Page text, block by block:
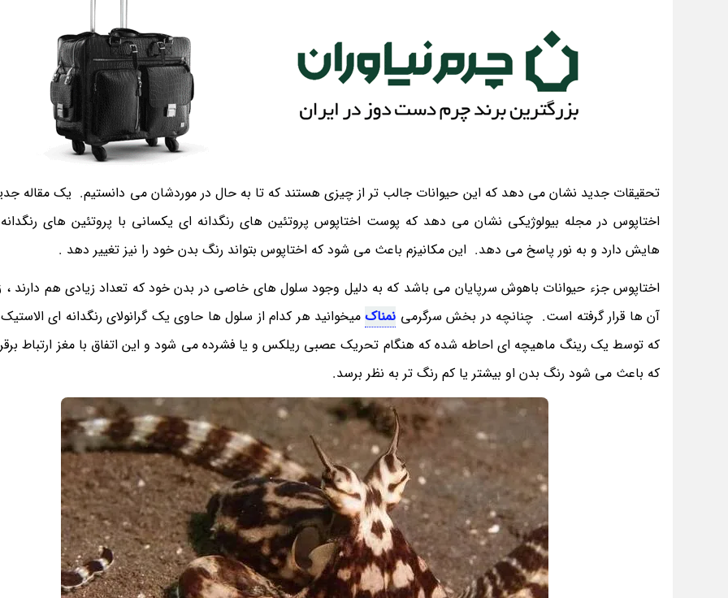
تحقیقات جدید نشان می دهد که این حیوانات جالب تر از چیزی هستند که تا به حال در موردشان می دانستیم. یک مقاله
اختاپوس در مجله بیولوژیکی نشان می دهد که پوست اختاپوس پروتئین های رنگدانه ای یکسانی با پروتئین های
هایش دارد و به نور پاسخ می دهد. این مکانیزم باعث می شود که اختاپوس بتواند رنگ بدن خود را نیز تغییر دهد .
اختاپوس جزء حیوانات باهوش سرپایان می باشد که به دلیل وجود سلول های خاصی در بدن خود که تعداد زیادی هم دارند
آن ها قرار گرفته است. چنانچه در بخش سرگرمی نمناکمیخوانید هر کدام از سلول ها حاوی یک گرانولای رنگدانه ای
که توسط یک رینگ ماهیچه ای احاطه شده که هنگام تحریک عصبی ریلکس و یا فشرده می شود و این اتفاق با مغز ارتباط
که باعث می شود رنگ بدن او بیشتر یا کم رنگ تر به نظر برسد.